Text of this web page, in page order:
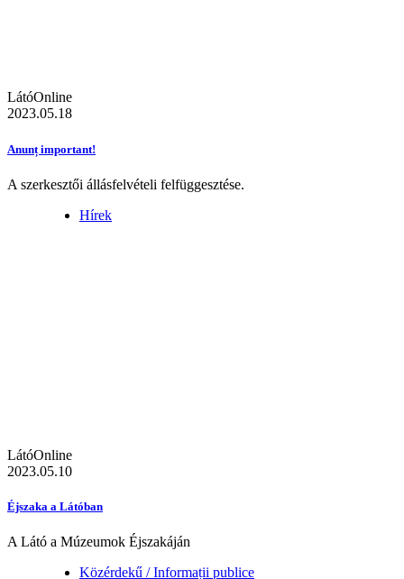
LátóOnline
2023.05.18
Anunț important!
A szerkesztői állásfelvételi felfüggesztése.
Hírek
LátóOnline
2023.05.10
Éjszaka a Látóban
A Látó a Múzeumok Éjszakáján
Közérdekű / Informații publice